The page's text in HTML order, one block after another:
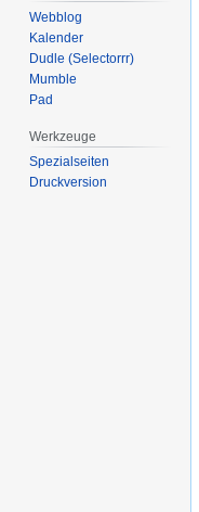
Webblog
Kalender
Dudle (Selectorrr)
Mumble
Pad
Werkzeuge
Spezialseiten
Druckversion